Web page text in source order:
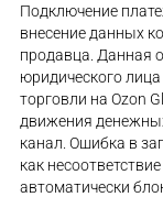
Подключение
внесение данных
продавца. Данная
юридического
торговли на Ozon
движения
канал. Ошибка в
как
автоматически